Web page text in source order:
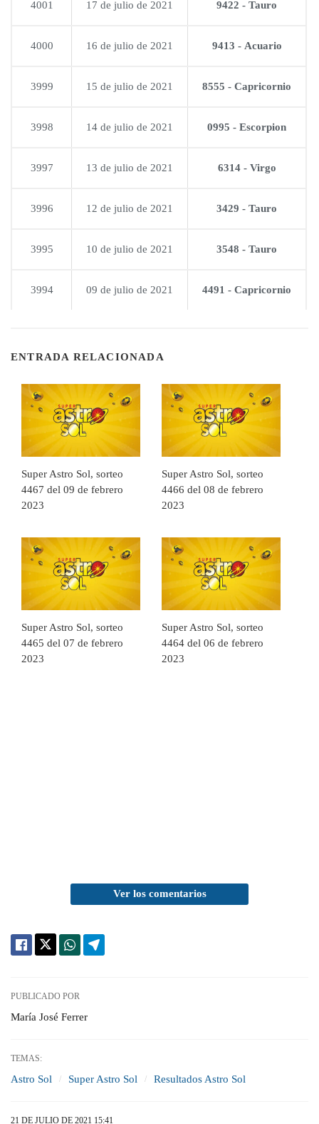
4001 17 de julio de 2021 9422 - Tauro
4000 16 de julio de 2021 9413 - Acuario
3999 15 de julio de 2021 8555 - Capricornio
3998 14 de julio de 2021 0995 - Escorpion
3997 13 de julio de 2021 6314 - Virgo
3996 12 de julio de 2021 3429 - Tauro
3995 10 de julio de 2021 3548 - Tauro
3994 09 de julio de 2021 4491 - Capricornio
ENTRADA RELACIONADA
Super Astro Sol, sorteo
4467 del 09 de febrero
2023
Super Astro Sol, sorteo
4466 del 08 de febrero
2023
Super Astro Sol, sorteo
4465 del 07 de febrero
2023
Super Astro Sol, sorteo
4464 del 06 de febrero
2023
Ver los comentarios
PUBLICADO POR
María José Ferrer
TEMAS:
Astro Sol Super Astro Sol Resultados Astro Sol
21 DE JULIO DE 2021 15:41